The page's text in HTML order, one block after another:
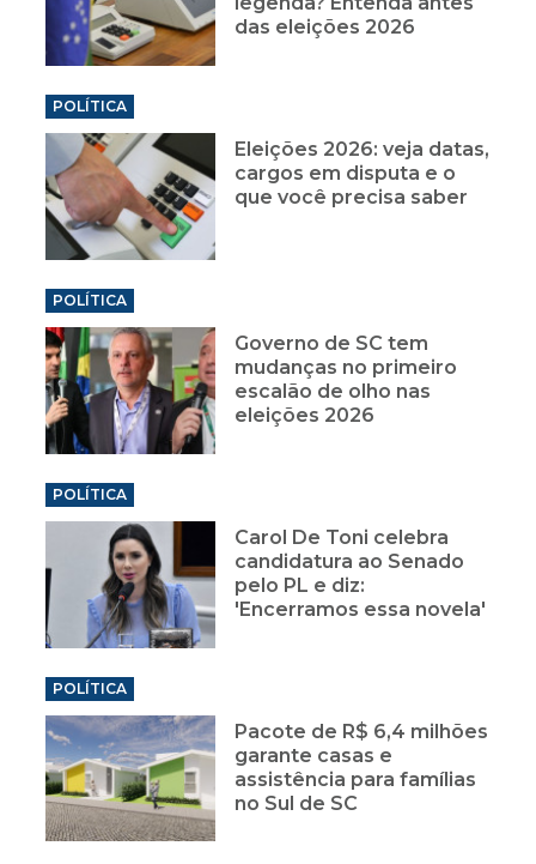
das eleições 2026
POLÍTICA
Eleições 2026: veja datas,
cargos em disputa e o
que você precisa saber
POLÍTICA
Governo de SC tem
mudanças no primeiro
escalão de olho nas
eleições 2026
POLÍTICA
Carol De Toni celebra
candidatura ao Senado
pelo PL e diz:
'Encerramos essa novela'
POLÍTICA
Pacote de R$ 6,4 milhões
garante casas e
assistência para famílias
no Sul de SC